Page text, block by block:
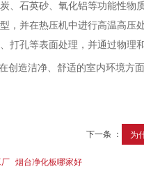
、石英砂、氧化铝等功能性物
，并在热压机中进行高温高压
打孔等表面处理，并通过物理
创造洁净、舒适的室内环境方
下一条 ： 为
烟台净化板哪家好